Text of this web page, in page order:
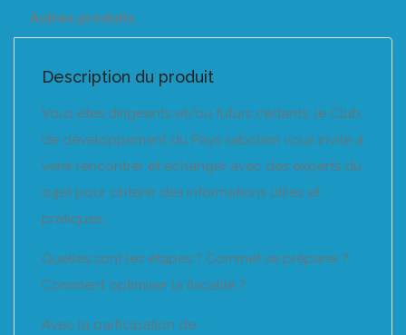
Autres produits
Description du produit
Vous êtes dirigeants et/ou futurs cédants, le Club
de développement du Pays sabolien vous invite à
venir rencontrer et échanger avec des experts du
sujet pour obtenir des informations utiles et
pratiques.
Quelles sont les étapes ? Commet se préparer ?
Comment optimiser la fiscalité ?
Avec la participation de :